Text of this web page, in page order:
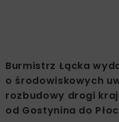
Burmistrz Łącka
o środowiskowych
rozbudowy drogi
od Gostynina do